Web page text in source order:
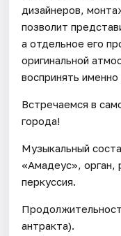
дизайнеров,
позволит
а отдельное его
оригинальной
воспринять
Встречаемся в
города!
Музыкальный
«Амадеус», орган,
перкуссия.
антракта).